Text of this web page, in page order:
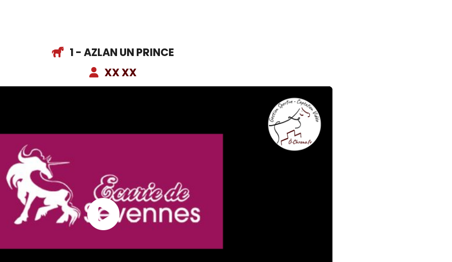
1 - AZLAN UN PRINCE
XX XX